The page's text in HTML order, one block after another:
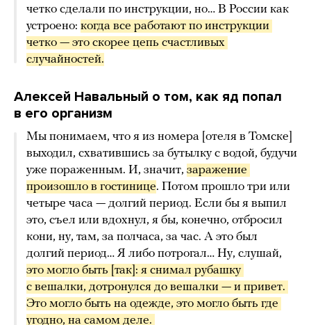
четко сделали по инструкции, но… В России как
устроено: когда все работают по инструкции
четко — это скорее цепь счастливых
случайностей.
Алексей Навальный о том, как яд попал
в его организм
Мы понимаем, что я из номера [отеля в Томске]
выходил, схватившись за бутылку с водой, будучи
уже пораженным. И, значит, заражение
произошло в гостинице. Потом прошло три или
четыре часа — долгий период. Если бы я выпил
это, съел или вдохнул, я бы, конечно, отбросил
кони, ну, там, за полчаса, за час. А это был
долгий период… Я либо потрогал… Ну, слушай,
это могло быть [так]: я снимал рубашку
с вешалки, дотронулся до вешалки — и привет.
Это могло быть на одежде, это могло быть где
угодно, на самом деле.